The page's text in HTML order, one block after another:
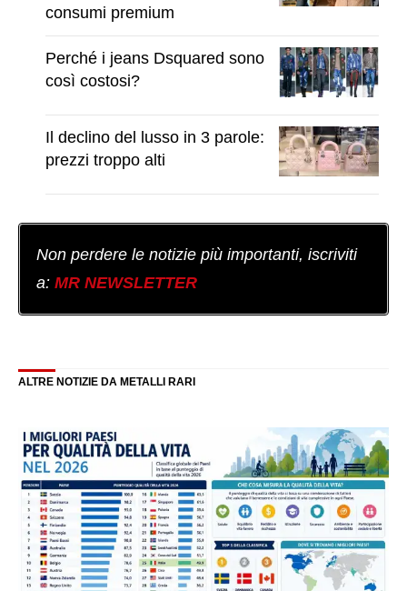
consumi premium
Perché i jeans Dsquared sono
così costosi?
Il declino del lusso in 3 parole:
prezzi troppo alti
Non perdere le notizie più importanti, iscriviti
a: MR NEWSLETTER
ALTRE NOTIZIE DA METALLI RARI